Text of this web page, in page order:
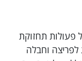
פעולות תחזוקת
וחבלה